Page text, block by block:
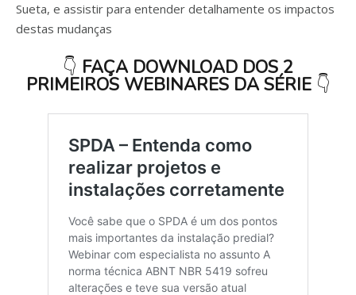
Sueta, e assistir para entender detalhamente os impactos
destas mudanças
👇 FAÇA DOWNLOAD DOS 2
PRIMEIROS WEBINARES DA SÉRIE👇